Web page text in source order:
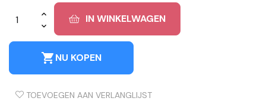
IN WINKELWAGEN
shopping_cartNU KOPEN
TOEVOEGEN AAN VERLANGLIJST